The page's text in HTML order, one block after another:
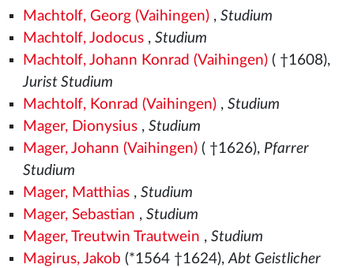
Machtolf, Georg (Vaihingen), Studium
Machtolf, Jodocus, Studium
Machtolf, Johann Konrad (Vaihingen)( †1608),
Jurist Studium
Machtolf, Konrad (Vaihingen), Studium
Mager, Dionysius, Studium
Mager, Johann (Vaihingen)( †1626), Pfarrer
Studium
Mager, Matthias, Studium
Mager, Sebastian , Studium
Mager, Treutwin Trautwein , Studium
Magirus, Jakob (*1564 †1624),Abt Geistlicher